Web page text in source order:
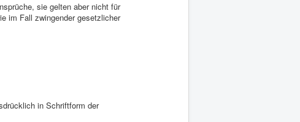
sie gelten aber nicht für
im Fall zwingender gesetzlicher
in Schriftform der